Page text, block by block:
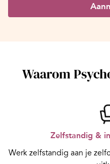
Waarom
Zelfstandig &
Werk zelfstandig aan je